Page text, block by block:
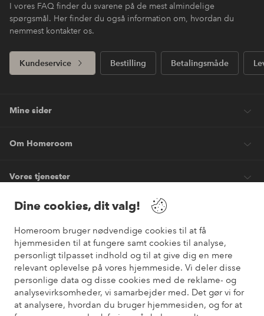
Dine cookies, dit valg!
Homeroom bruger nødvendige cookies til at få
hjemmesiden til at fungere samt cookies til analyse,
personligt tilpasset indhold og til at give dig en mere
relevant oplevelse på vores hjemmeside. Vi deler disse
personlige data og disse cookies med de reklame- og
analysevirksomheder, vi samarbejder med. Det gør vi for
at analysere, hvordan du bruger hjemmesiden, og for at
I vores FAQ finder du svarene på de mest almindelige
spørgsmål. Her finder du også information om, hvordan du
nemmest kontakter os.
Kundeservice Bestilling Betalingsmåde
Mine sider
Om Homeroom
Vores tjenester
Vilkår
Venner
Sikre betalinger
Vil du vide mere om vores betalingsmuligheder ?